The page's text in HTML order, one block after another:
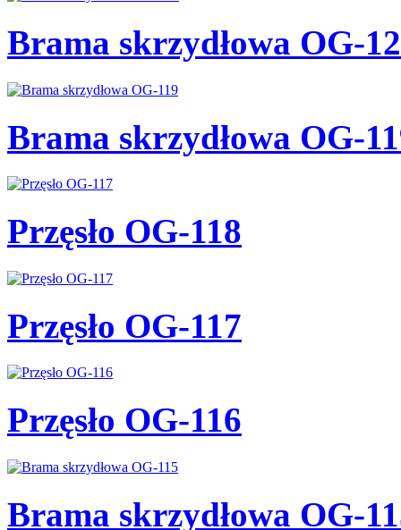
Brama skrzydłowa OG-
Brama skrzydłowa OG-
Przęsło OG-118
Przęsło OG-117
Przęsło OG-116
Brama skrzydłowa OG-